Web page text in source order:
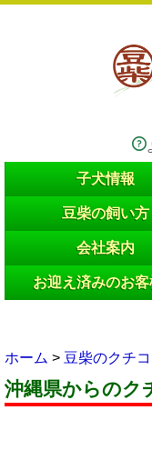
子犬情報
豆柴の飼い方
会社案内
お迎え済みのお客
ホーム > 豆柴のクチ
沖縄県からのク